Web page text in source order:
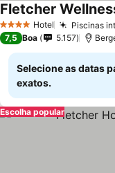
4 EstrelasHotel Piscinas
Fletcher
7,5 Boa 5.157
Selecione as datas
exatos.
Escolha popular